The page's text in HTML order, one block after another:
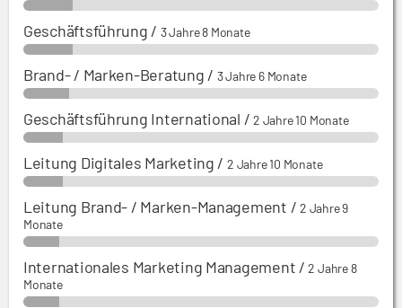
Geschäftsführung / 3 Jahre 8 Monate
Brand- / Marken-Beratung / 3 Jahre 6 Monate
Geschäftsführung International /2 Jahre 10 Monate
Leitung Digitales Marketing / 2 Jahre 10 Monate
Leitung Brand- / Marken-Management /2 Jahre 9
Monate
Internationales Marketing Management /2 Jahre 8
Monate